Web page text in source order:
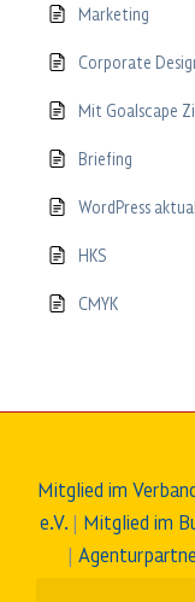
Marketing
Corporate
Mit Goalscape
Briefing
WordPress
HKS
CMYK
Mitglied im
e.V.| Mitglied im
|